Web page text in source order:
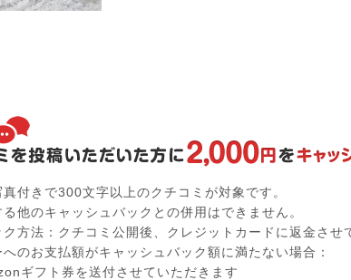
付きで300文字以上のクチコミが対象です。
他のキャッシュバックとの併用はできません。
方法：クチコミ公開後、クレジットカードに返金させ
のお支払額がキャッシュバック額に満たない場合：
ギフト券を送付させていただきます